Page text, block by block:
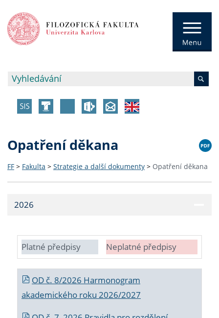
Opatření děkana
FF > Fakulta > Strategie a další dokumenty > Opatření děkana
2026
Platné předpisy Neplatné předpisy
OD č. 8/2026 Harmonogram
akademického roku 2026/2027